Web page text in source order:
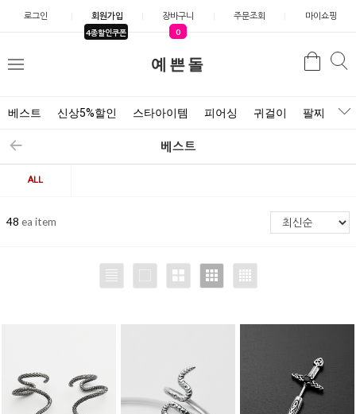
로그인 회원가입
4종할인쿠폰
장바구니
0
주문조회 마이쇼핑
예쁜돌
메
검
베스트 신상5%할인 스타아이템 피어싱 귀걸이 팔찌 목
베스트
ALL
48 ea item